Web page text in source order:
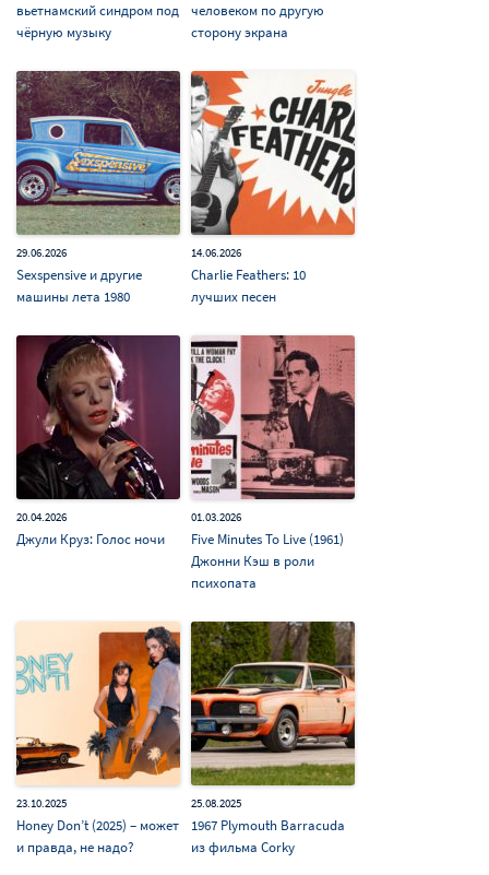
вьетнамский синдром под
чёрную музыку
человеком по другую
сторону экрана
29.06.2026
Sexspensive и другие
машины лета 1980
14.06.2026
Charlie Feathers: 10
лучших песен
20.04.2026
Джули Круз: Голос ночи
01.03.2026
Five Minutes To Live (1961)
Джонни Кэш в роли
психопата
23.10.2025
Honey Don’t (2025) – может
и правда, не надо?
25.08.2025
1967 Plymouth Barracuda
из фильма Corky